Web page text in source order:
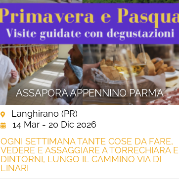
ASSAPORA APPENNINO PARMA
Langhirano (PR)
14 Mar - 20 Dic 2026
OGNI SETTIMANA TANTE COSE DA FARE,
VEDERE E ASSAGGIARE A TORRECHIARA E
DINTORNI, LUNGO IL CAMMINO VIA DI
LINARI